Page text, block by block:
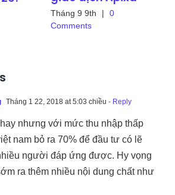
Tháng 9 9th |
0
Comments
Tháng 1 22, 2018 at 5:03 chiều - Reply
nhưng với mức thu nhập thấp
nam bỏ ra 70% để đầu tư có lẽ
người đáp ứng được. Hy vọng
ra thêm nhiều nội dung chất như